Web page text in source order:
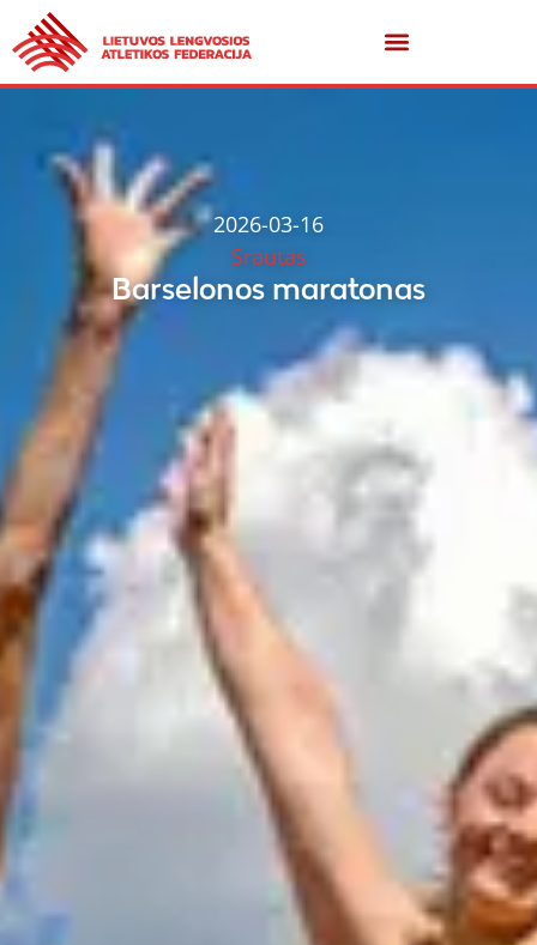
2026-03-16
Srautas
Barselonos maratonas